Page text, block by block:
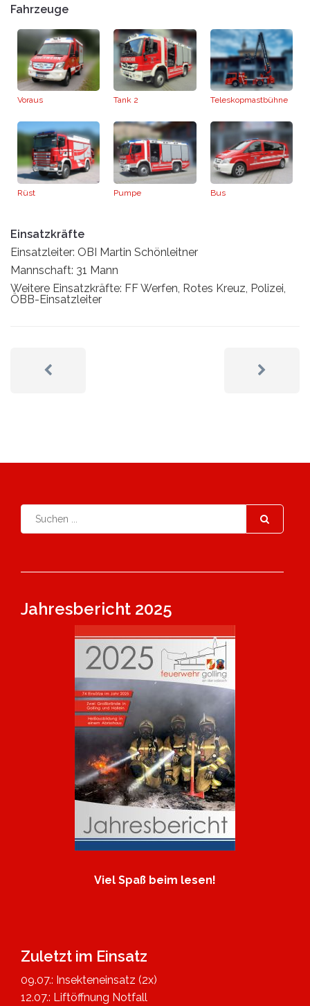
Fahrzeuge
Voraus Tank 2 Teleskopmastbühne
Rüst Pumpe Bus
Einsatzkräfte
Einsatzleiter: OBI Martin Schönleitner
Mannschaft: 31 Mann
Weitere Einsatzkräfte: FF Werfen, Rotes Kreuz, Polizei,
ÖBB-Einsatzleiter
Jahresbericht 2025
Viel Spaß beim lesen!
Zuletzt im Einsatz
09.07.: Insekteneinsatz (2x)
12.07.: Liftöffnung Notfall